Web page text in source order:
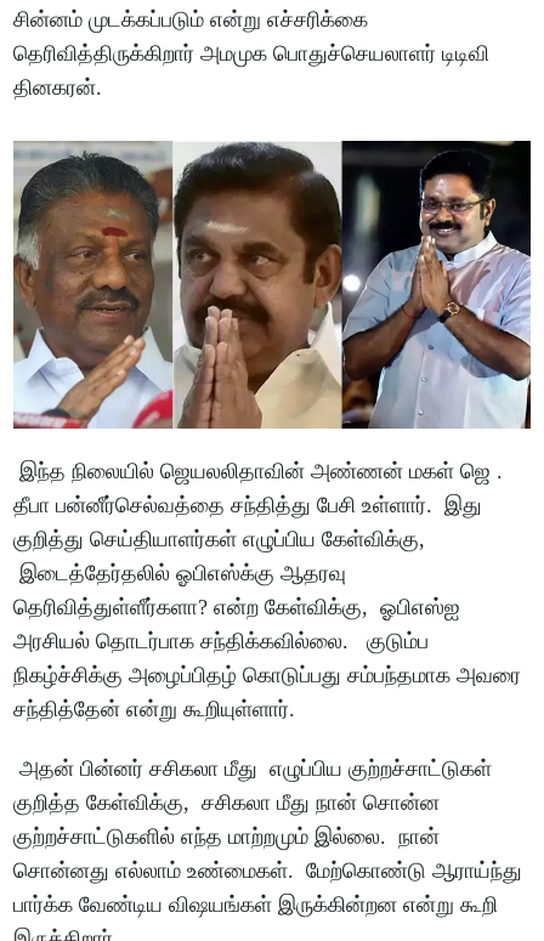
சின்னம் முடக்கப்படும் என்று எச்சரிக்கை
தெரிவித்திருக்கிறார் அமமுக பொதுச்செயலாளர் டிடிவி
தினகரன்.
இந்த நிலையில் ஜெயலலிதாவின் அண்ணன் மகள் ஜெ .
தீபா பன்னீர்செல்வத்தை சந்தித்து பேசி உள்ளார். இது
குறித்து செய்தியாளர்கள் எழுப்பிய கேள்விக்கு,
இடைத்தேர்தலில் ஓபிஎஸ்க்கு ஆதரவு
தெரிவித்துள்ளீர்களா? என்ற கேள்விக்கு, ஓபிஎஸ்ஐ
அரசியல் தொடர்பாக சந்திக்கவில்லை. குடும்ப
நிகழ்ச்சிக்கு அழைப்பிதழ் கொடுப்பது சம்பந்தமாக அவரை
சந்தித்தேன் என்று கூறியுள்ளார்.
அதன் பின்னர் சசிகலா மீது எழுப்பிய குற்றச்சாட்டுகள்
குறித்த கேள்விக்கு, சசிகலா மீது நான் சொன்ன
குற்றச்சாட்டுகளில் எந்த மாற்றமும் இல்லை. நான்
சொன்னது எல்லாம் உண்மைகள். மேற்கொண்டு ஆராய்ந்து
பார்க்க வேண்டிய விஷயங்கள் இருக்கின்றன என்று கூறி